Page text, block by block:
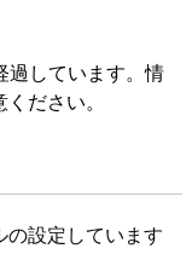
過しています。情
ださい。
設定しています